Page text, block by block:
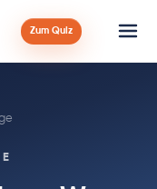
Zum Quiz